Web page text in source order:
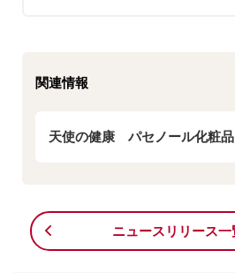
関連情報
天使の健康 パセノール化粧品
ニュースリリース一